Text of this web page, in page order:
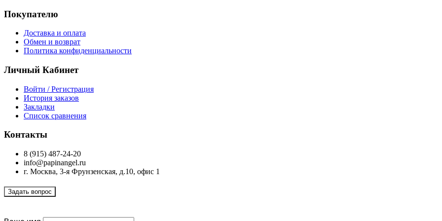
Покупателю
Доставка и оплата
Обмен и возврат
Политика конфиденциальности
Личный Кабинет
Войти / Регистрация
История заказов
Закладки
Список сравнения
Контакты
8 (915) 487-24-20
info@papinangel.ru
г. Москва, 3-я Фрунзенская, д.10, офис 1
Задать вопрос